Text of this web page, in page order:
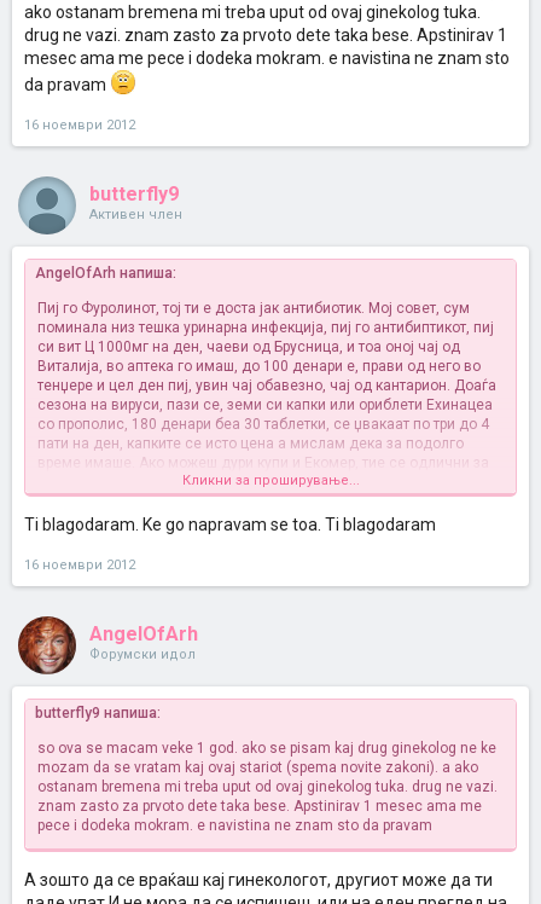
ako ostanam bremena mi treba uput od ovaj ginekolog tuka.
drug ne vazi. znam zasto za prvoto dete taka bese. Apstinirav 1
mesec ama me pece i dodeka mokram. e navistina ne znam sto
da pravam
16 ноември 2012
butterfly9
Активен член
AngelOfArh напиша:
Пиј го Фуролинот, тој ти е доста јак антибиотик. Мој совет, сум
поминала низ тешка уринарна инфекција, пиј го антибиптикот, пиј
си вит Ц 1000мг на ден, чаеви од Брусница, и тоа оној чај од
Виталија, во аптека го имаш, до 100 денари е, прави од него во
тенџере и цел ден пиј, увин чај обавезно, чај од кантарион. Доаѓа
сезона на вируси, пази се, земи си капки или ориблети Ехинацеа
со прополис, 180 денари беа 30 таблетки, се џвакаат по три до 4
пати на ден, капките се исто цена а мислам дека за подолго
време имаше. Ако можеш дури купи и Екомер, тие се одлични за
имунитетот, ама се поскапи малку. Пиј си и други витамини, макар
и оние шумечките. Јади во овој период доста зелка, салата или
било како, избегнувај пржена храна, гледај да јадеш домашно
млечни производи, јогурти обавезно бидејќи ќе пиеш доста јак
најблискиот град или дојди до Скопје, немој да оставаш на
времето. Ти имаш симптоми на уринарна, но и на вагинална
инфекција, јас честопати ги мешав тие два вида на симптоми, но
никогаш не стигнав волку далеку, вообичаено веднаш правев
микробиолошки тестови, веднаш зимав витамини и се ставав на
дупла доза чаеви. За болка, би ти советувала повремено да се
се загреваш почесто, седи на топло, ставај некој шал околу
стомакот, јас дури и врзував ко пелена еден шал за да се згреам,
ставав топла ракија, со врел туш на долниот дел од стомакот, па и
нозе во врела вода и сол, па веднаш во топли чорапи. Навистина
знае да биде макотрпна битката, особено во твојот случај каде
ниеден доктор не ти кажува за што се работи. Биди упорна и викни
малку ако треба, не може да те оставаат и постојано да ти прават
тестови а ништо да не покажуваат тестовите. Во меѓувреме пиј го
Кликни за проширување...
Ti blagodaram. Ke go napravam se toa. Ti blagodaram
16 ноември 2012
AngelOfArh
Форумски идол
butterfly9 напиша:
so ova se macam veke 1 god. ako se pisam kaj drug ginekolog ne ke
mozam da se vratam kaj ovaj stariot (spema novite zakoni). a ako
ostanam bremena mi treba uput od ovaj ginekolog tuka. drug ne vazi.
znam zasto za prvoto dete taka bese. Apstinirav 1 mesec ama me
pece i dodeka mokram. e navistina ne znam sto da pravam
А зошто да се враќаш кај гинекологот, другиот може да ти